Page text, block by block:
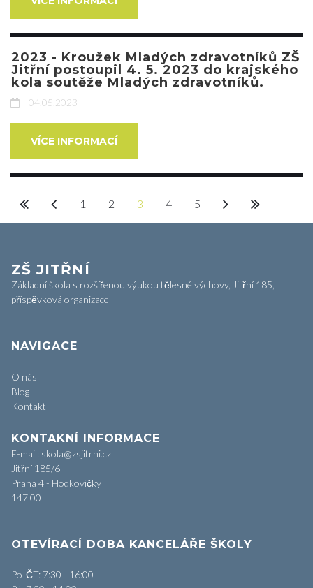
2023 - Kroužek Mladých zdravotníků ZŠ
Jitřní postoupil 4. 5. 2023 do krajského
kola soutěže Mladých zdravotníků.
04.05.2023
VÍCE INFORMACÍ
1 2 3 4 5
ZŠ JITŘNÍ
Základní škola s rozšířenou výukou tělesné výchovy, Jitřní 185,
příspěvková organizace
NAVIGACE
O nás
Blog
Kontakt
KONTAKNÍ INFORMACE
E-mail: skola@zsjitrni.cz
Jitřní 185/6
Praha 4 - Hodkovičky
147 00
OTEVÍRACÍ DOBA KANCELÁŘE ŠKOLY
Po-ČT: 7:30 - 16:00